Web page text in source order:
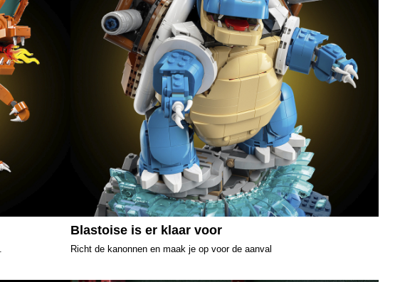
Blastoise is er klaar voor
Richt de kanonnen en maak je op voor de aanval